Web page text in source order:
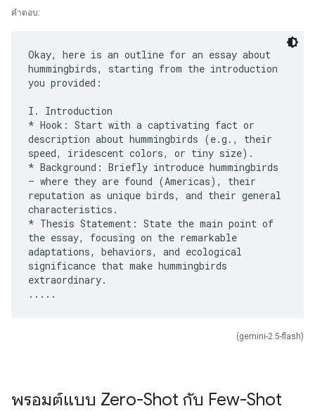
คำตอบ:
Okay, here is an outline for an essay about
hummingbirds, starting from the introduction
you provided:
I. Introduction
* Hook: Start with a captivating fact or
description about hummingbirds (e.g., their
speed, iridescent colors, or tiny size).
* Background: Briefly introduce hummingbirds
– where they are found (Americas), their
reputation as unique birds, and their general
characteristics.
* Thesis Statement: State the main point of
the essay, focusing on the remarkable
adaptations, behaviors, and ecological
significance that make hummingbirds
extraordinary.
(gemini-2.5-flash)
พรอมต์แบบ Zero-Shot กับ Few-Shot